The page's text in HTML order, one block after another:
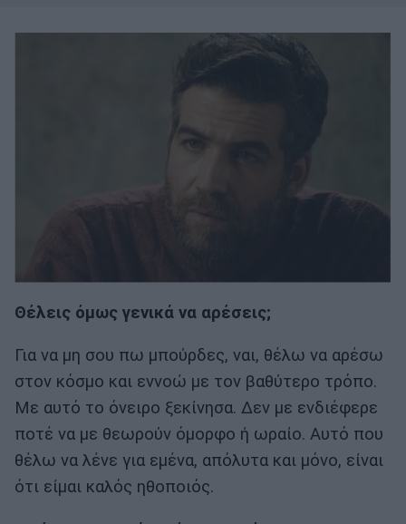
Θέλεις όμως γενικά να αρέσεις;
Για να μη σου πω μπούρδες, ναι, θέλω να αρέσω
στον κόσμο και εννοώ με τον βαθύτερο τρόπο.
Με αυτό το όνειρο ξεκίνησα. Δεν με ενδιέφερε
ποτέ να με θεωρούν όμορφο ή ωραίο. Αυτό που
θέλω να λένε για εμένα, απόλυτα και μόνο, είναι
ότι είμαι καλός ηθοποιός.